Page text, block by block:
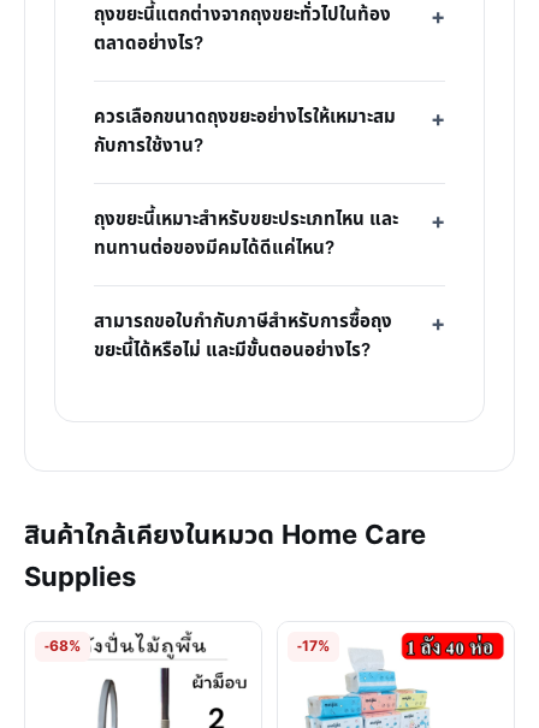
ถุงขยะนี้แตกต่างจากถุงขยะทั่วไปในท้อง
ตลาดอย่างไร?
ควรเลือกขนาดถุงขยะอย่างไรให้เหมาะสม
กับการใช้งาน?
ถุงขยะนี้เหมาะสำหรับขยะประเภทไหน และ
ทนทานต่อของมีคมได้ดีแค่ไหน?
สามารถขอใบกำกับภาษีสำหรับการซื้อถุง
ขยะนี้ได้หรือไม่ และมีขั้นตอนอย่างไร?
สินค้าใกล้เคียงในหมวด Home Care
Supplies
-68% -17%